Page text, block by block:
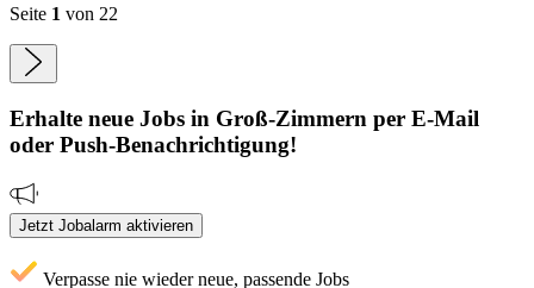
Seite 1 von 22
Erhalte neue Jobs in Groß-Zimmern per E-Mail
oder Push-Benachrichtigung!
Jetzt Jobalarm aktivieren
Verpasse nie wieder neue, passende Jobs